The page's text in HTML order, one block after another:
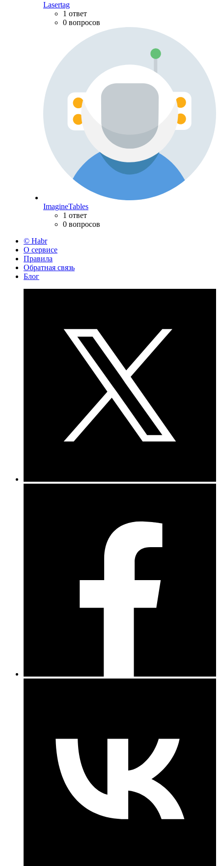
Lasertag
1 ответ
0 вопросов
ImagineTables
1 ответ
0 вопросов
© Habr
О сервисе
Правила
Обратная связь
Блог